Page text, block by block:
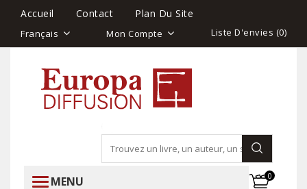
Accueil Contact Plan Du Site
Français Mon Compte Liste D'envies (0)
MENU 0